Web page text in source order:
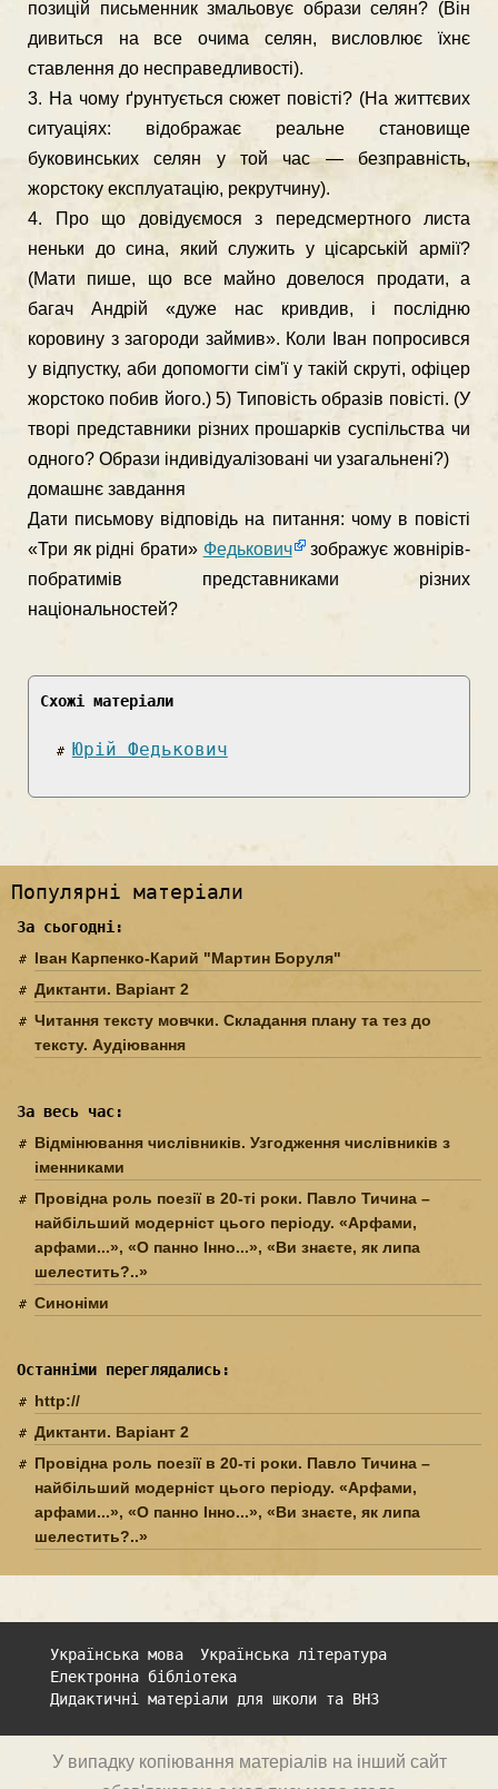
позицій письменник змальовує образи селян? (Він
дивиться на все очи­ма селян, висловлює їхнє
ставлення до несправедливості).
3. На чому ґрунтується сюжет повісті? (На життєвих
ситуаціях: відображає реальне становище
буковинських селян у той час — безправність,
жорстоку експлуатацію, рекрутчину).
4. Про що довідуємося з передсмертного листа
неньки до сина, який служить у цісарській армії?
(Мати пише, що все майно довелося продати, а
багач Андрій «дуже нас кривдив, і послідню
коровину з загороди займив». Коли Іван попросився
у відпустку, аби допомогти сім'ї у такій скруті, офіцер
жор­стоко побив його.) 5) Типовість образів повісті. (У
творі представники різних прошарків суспільства чи
одного? Образи індивідуалізовані чи узагальнені?)
домашнє завдання
Дати письмову відповідь на питан­ня: чому в повісті
«Три як рідні брати» Федькович
зображує жовнірів-
побратимів представниками різних
національностей?
Схожі матеріали
Юрій Федькович
Популярні матеріали
За сьогодні:
Іван Карпенко-Карий "Мартин Боруля"
Диктанти. Варіант 2
Читання тексту мовчки. Складання плану та тез до
тексту. Аудіювання
За весь час:
Відмінювання числівників. Узгодження числівників з
іменниками
Провідна роль поезії в 20-ті роки. Павло Тичина –
найбільший модерніст цього періоду. «Арфами,
арфами...», «О панно Інно...», «Ви знаєте, як липа
шелестить?..»
Синоніми
Останніми переглядались:
http://
Диктанти. Варіант 2
Провідна роль поезії в 20-ті роки. Павло Тичина –
найбільший модерніст цього періоду. «Арфами,
арфами...», «О панно Інно...», «Ви знаєте, як липа
шелестить?..»
Українська мова
Українська література
Електронна бібліотека
Дидактичні матеріали для школи та ВНЗ
У випадку копіювання матеріалів на інший сайт